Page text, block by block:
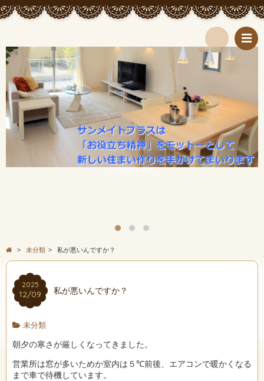
検
> 未分類 > 私が悪いんですか？
2025
12/09 私が悪いんですか？
未分類
朝夕の寒さが厳しくなってきました。
営業所は窓が多いためか室内は５℃前後、エアコンで暖かくなる
まで車で待機しています。